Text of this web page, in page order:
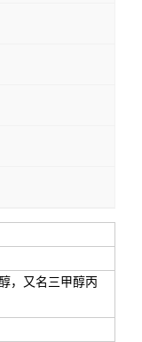
，又名三甲醇丙